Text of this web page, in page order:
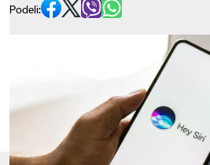
Podeli: